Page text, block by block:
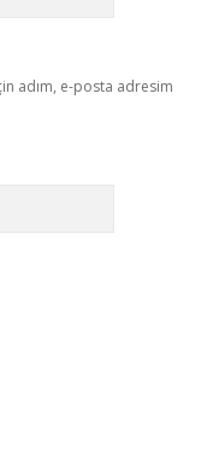
adım, e-posta adresim